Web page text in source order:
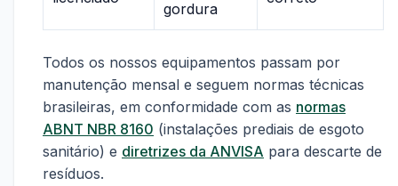
gordura
Todos os nossos equipamentos passam por
manutenção mensal e seguem normas técnicas
brasileiras, em conformidade com as normas
ABNT NBR 8160 (instalações prediais de esgoto
sanitário) e diretrizes da ANVISA para descarte de
resíduos.